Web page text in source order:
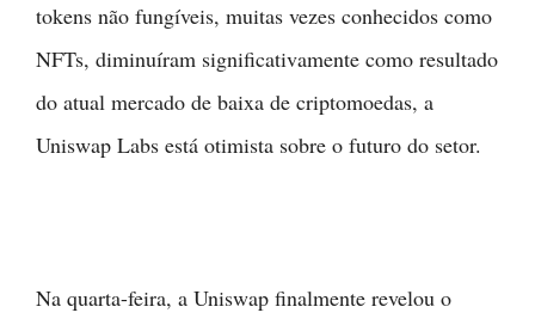
tokens não fungíveis, muitas vezes conhecidos como
NFTs, diminuíram significativamente como resultado
do atual mercado de baixa de criptomoedas, a
Uniswap Labs está otimista sobre o futuro do setor.
Na quarta-feira, a Uniswap finalmente revelou o